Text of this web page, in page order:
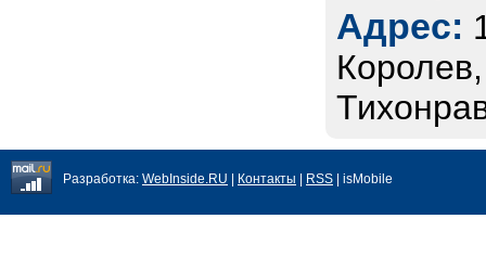
Адрес:
Разработка: WebInside.RU Контакты RSS | isMobile